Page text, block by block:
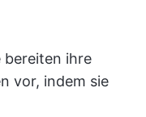
bereiten ihre
vor, indem sie